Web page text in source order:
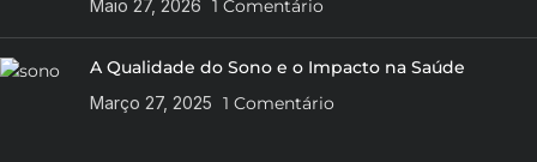
Maio 27, 2026 1 Comentário
A Qualidade do Sono e o Impacto na Saúde
Março 27, 2025 1 Comentário